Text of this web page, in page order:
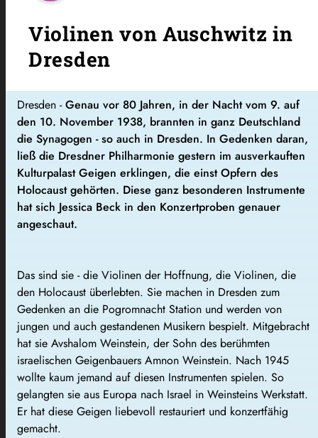
Violinen von Auschwitz in
Dresden
Dresden -Genau vor 80 Jahren, in der Nacht vom 9. auf
den 10. November 1938, brannten in ganz Deutschland
die Synagogen - so auch in Dresden. In Gedenken daran,
ließ die Dresdner Philharmonie gestern im ausverkauften
Kulturpalast Geigen erklingen, die einst Opfern des
Holocaust gehörten. Diese ganz besonderen Instrumente
hat sich Jessica Beck in den Konzertproben genauer
angeschaut.
Das sind sie - die Violinen der Hoffnung, die Violinen, die
den Holocaust überlebten. Sie machen in Dresden zum
Gedenken an die Pogromnacht Station und werden von
jungen und auch gestandenen Musikern bespielt. Mitgebracht
hat sie Avshalom Weinstein, der Sohn des berühmten
israelischen Geigenbauers Amnon Weinstein. Nach 1945
wollte kaum jemand auf diesen Instrumenten spielen. So
gelangten sie aus Europa nach Israel in Weinsteins Werkstatt.
Er hat diese Geigen liebevoll restauriert und konzertfähig
gemacht.